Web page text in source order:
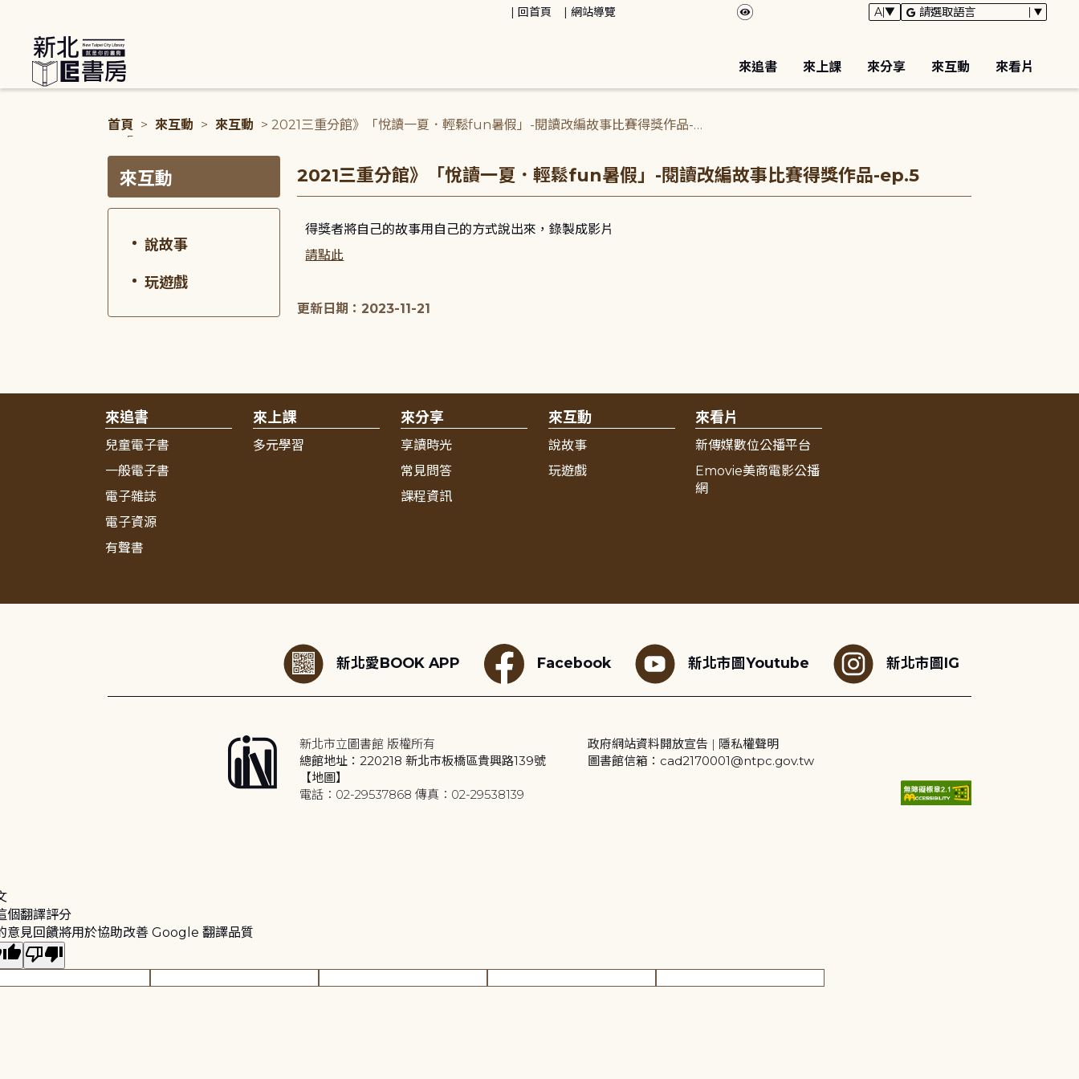
回首頁 網站導覽
來追書 來上課 來分享 來互動 來看片
首頁 > 來互動 > 來互動 > 2021三重分館》「悅讀一夏．輕鬆fun暑假」-閱讀改編故事比賽得獎作品-
ep.5
來互動
說故事
玩遊戲
2021三重分館》「悅讀一夏．輕鬆fun暑假」-閱讀改編故事比賽得獎作品-ep.5
得獎者將自己的故事用自己的方式說出來，錄製成影片
請點此
更新日期：2023-11-21
來追書
兒童電子書
一般電子書
電子雜誌
電子資源
有聲書
來上課
多元學習
來分享
享讀時光
常見問答
課程資訊
來互動
說故事
玩遊戲
來看片
新傳媒數位公播平台
Emovie美商電影公播
網
新北愛BOOK APP Facebook 新北市圖Youtube 新北市圖IG
新北市立圖書館 版權所有
總館地址：220218 新北市板橋區貴興路139號
【地圖】
電話：02-29537868 傳真：02-29538139
政府網站資料開放宣告 | 隱私權聲明
圖書館信箱：cad2170001@ntpc.gov.tw
個翻譯評分
意見回饋將用於協助改善 Google 翻譯品質